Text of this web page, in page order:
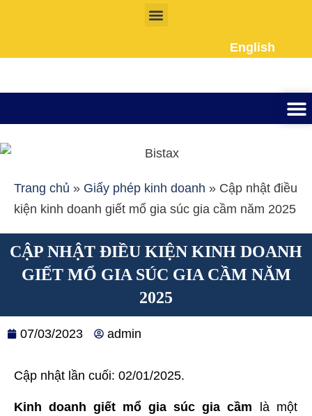
English
Trang chủ » Giấy phép kinh doanh » Cập nhật điều
kiện kinh doanh giết mổ gia súc gia cầm năm 2025
CẬP NHẬT ĐIỀU KIỆN KINH DOANH
GIẾT MỔ GIA SÚC GIA CẦM NĂM
2025
07/03/2023 admin
Cập nhật lần cuối: 02/01/2025.
Kinh doanh giết mổ gia súc gia cầm là một